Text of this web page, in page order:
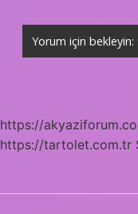
https://
https://tartolet.com.tr